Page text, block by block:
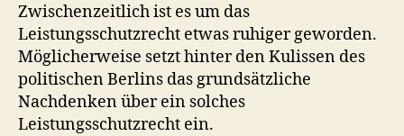
Zwischenzeitlich ist es um das
Leistungsschutzrecht etwas ruhiger geworden.
Möglicherweise setzt hinter den Kulissen des
politischen Berlins das grundsätzliche
Nachdenken über ein solches
Leistungsschutzrecht ein.